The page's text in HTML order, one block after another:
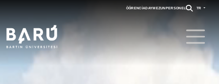
ÖĞRENCI ADAYMEZUN PERSONEL TR